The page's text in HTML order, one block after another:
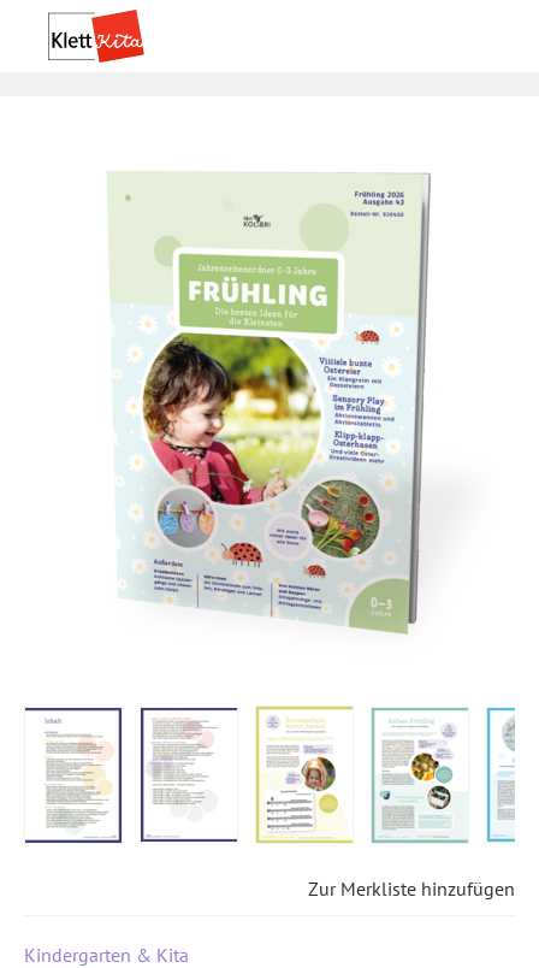
Zur Merkliste hinzufügen
Kindergarten & Kita